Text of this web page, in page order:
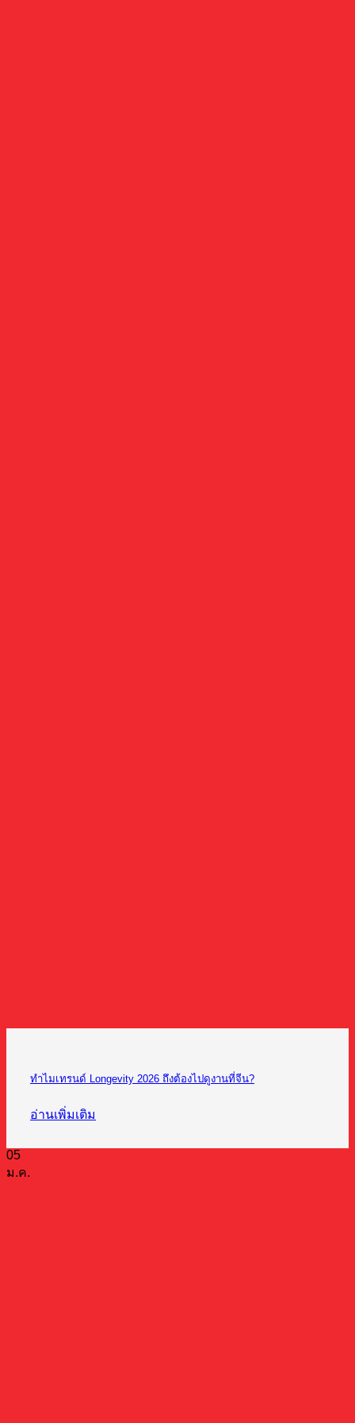
ทำไมเทรนด์ Longevity 2026 ถึงต้องไปดูงานที่จีน?
อ่านเพิ่มเติม
05
ม.ค.